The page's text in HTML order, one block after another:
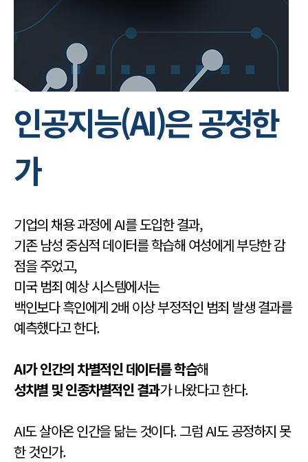
인공지능(AI)은 공정한
가
기업의 채용 과정에 AI를 도입한 결과,
기존 남성 중심적 데이터를 학습해 여성에게 부당한 감
점을 주었고,
미국 범죄 예상 시스템에서는
백인보다 흑인에게 2배 이상 부정적인 범죄 발생 결과를
예측했다고 한다.
AI가 인간의 차별적인 데이터를 학습해
성차별 및 인종차별적인 결과가 나왔다고 한다.
AI도 살아온 인간을 닮는 것이다. 그럼 AI도 공정하지 못
한 것인가.